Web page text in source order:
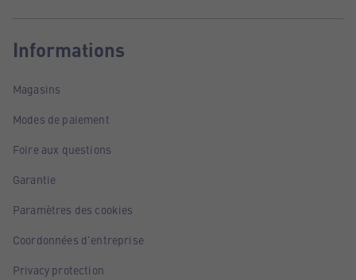
Informations
Magasins
Modes de paiement
Foire aux questions
Garantie
Paramètres des cookies
Coordonnées d'entreprise
Privacy protection